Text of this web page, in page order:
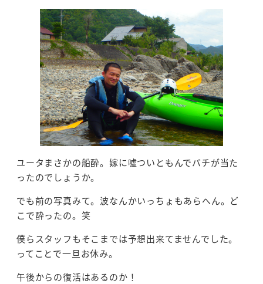
ユータまさかの船酔。嫁に嘘ついともんでバチが当た
ったのでしょうか。
でも前の写真みて。波なんかいっちょもあらへん。ど
こで酔ったの。笑
僕らスタッフもそこまでは予想出来てませんでした。
ってことで一旦お休み。
午後からの復活はあるのか！